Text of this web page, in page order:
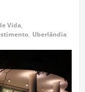
Vida,
, Uberlãndia